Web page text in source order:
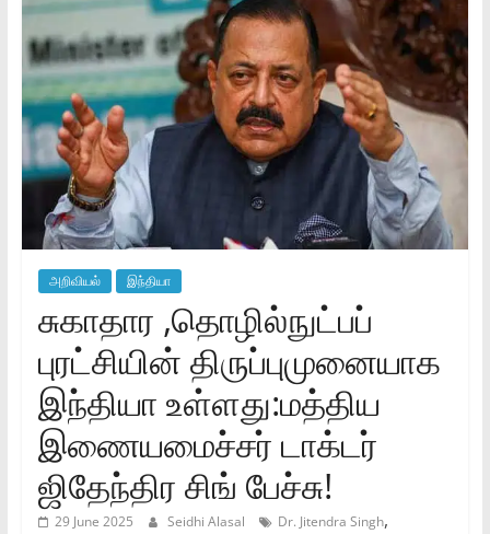
அறிவியல் இந்தியா
சுகாதார ,தொழில்நுட்பப்
புரட்சியின் திருப்புமுனையாக
இந்தியா உள்ளது:மத்திய
இணையமைச்சர் டாக்டர்
ஜிதேந்திர சிங் பேச்சு!
29 June 2025 Seidhi Alasal Dr. Jitendra Singh,